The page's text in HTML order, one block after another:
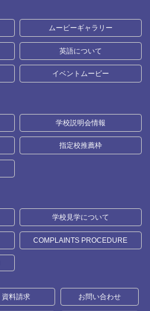
ムービーギャラリー
英語について
イベントムービー
学校説明会情報
指定校推薦枠
学校見学について
COMPLAINTS PROCEDURE
資料請求 お問い合わせ